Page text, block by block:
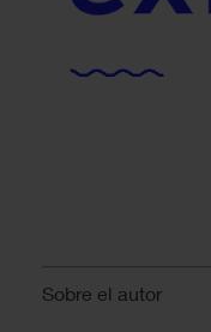
Sobre el autor